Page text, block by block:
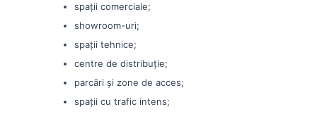
spații comerciale;
showroom-uri;
spații tehnice;
centre de distribuție;
parcări și zone de acces;
spații cu trafic intens;